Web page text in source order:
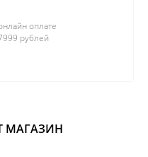
оплате
рублей
МАГАЗИН